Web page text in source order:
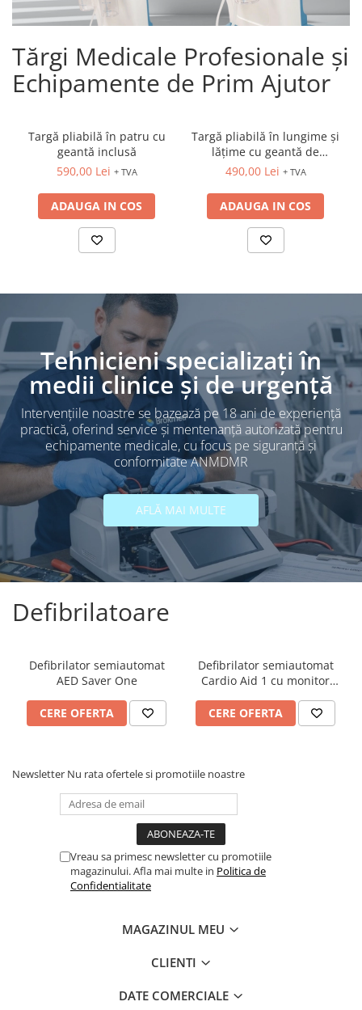
Tărgi Medicale Profesionale și
Echipamente de Prim Ajutor
Targă pliabilă în patru cu
geantă inclusă
590,00 Lei + TVA
ADAUGA IN COS
Targă pliabilă în lungime și
lățime cu geantă de
transport
490,00 Lei + TVA
ADAUGA IN COS
Tehnicieni specializați în
medii clinice și de urgență
Intervențiile noastre se bazează pe 18 ani de experiență
practică, oferind service și mentenanță autorizată pentru
echipamente medicale, cu focus pe siguranță și
conformitate ANMDMR
AFLĂ MAI MULTE
Defibrilatoare
Defibrilator semiautomat
AED Saver One
CERE OFERTA
Defibrilator semiautomat
Cardio Aid 1 cu monitor
CERE OFERTA
Newsletter Nu rata ofertele si promotiile noastre
Vreau sa primesc newsletter cu promotiile
magazinului. Afla mai multe in Politica de
Confidentialitate
MAGAZINUL MEU
CLIENTI
DATE COMERCIALE